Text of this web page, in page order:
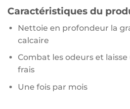
Caractéristiques du
Nettoie en profondeur la
calcaire
Combat les odeurs et
frais
Une fois par mois